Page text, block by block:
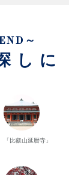
～
しに
「比叡山延暦寺」